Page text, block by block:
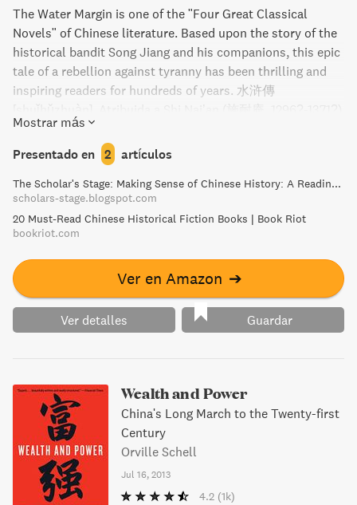
The Water Margin is one of the "Four Great Classical
Novels" of Chinese literature. Based upon the story of the
historical bandit Song Jiang and his companions, this epic
tale of a rebellion against tyranny has been thrilling and
inspiring readers for hundreds of years. 水浒傳
y Luo Guanzhong (罗贯中, 1330?-1400?). Traducción de
Mirko Lauer y Jéssica McLauchlan. Pekín: Ediciones en
Lenguas Extranjeras (外文出版社), 1992. Dinastía Ming,
siglo XIV. Considerada una de las cuatro Grandes Novelas
Clásicas del canon chino, A la orilla del agua narra las
peripecias de un numeroso grupo de bandidos y forajidos
héroes de la resistencia contra los «invasores
extranjeros».
Mostrar más
Presentado en 2 artículos
The Scholar's Stage: Making Sense of Chinese History: A Reading List
scholars-stage.blogspot.com
20 Must-Read Chinese Historical Fiction Books | Book Riot
bookriot.com
Ver en Amazon ➔
Ver detalles Guardar
Wealth and Power
China's Long March to the Twenty-first
Century
Orville Schell
Jul 16, 2013
4.2 (1k)